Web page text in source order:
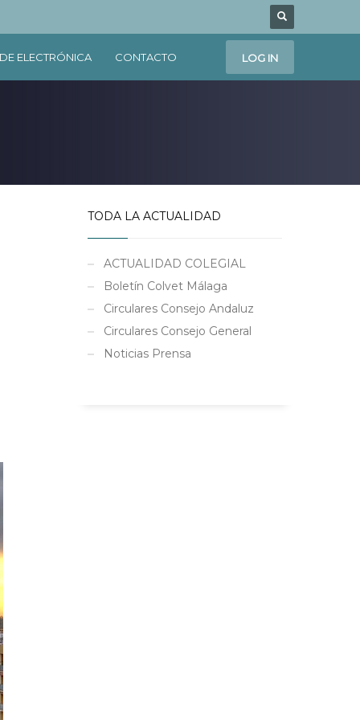
ELECTRÓNICA CONTACTO LOG IN
TODA LA ACTUALIDAD
ACTUALIDAD COLEGIAL
Boletín Colvet Málaga
Circulares Consejo Andaluz
Circulares Consejo General
Noticias Prensa